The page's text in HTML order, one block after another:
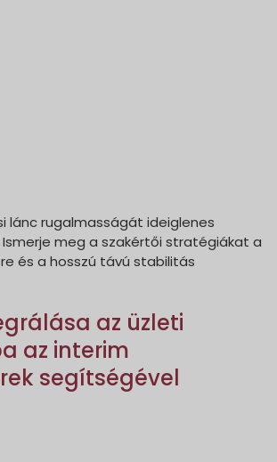
lánc rugalmasságát ideiglenes
meg a szakértői stratégiákat a
és a hosszú távú stabilitás
az üzleti
az interim
segítségével